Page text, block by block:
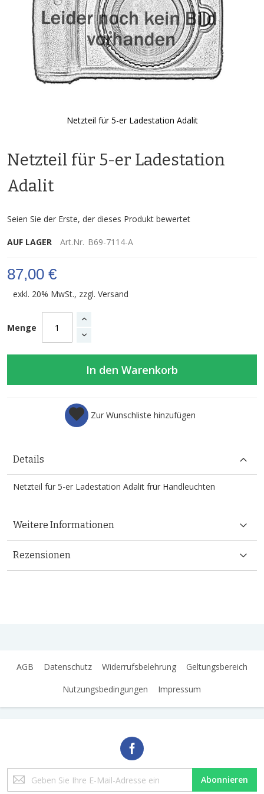
Netzteil für 5-er Ladestation Adalit
der
springen
Netzteil für 5-er Ladestation
Adalit
Seien Sie der Erste, der dieses Produkt bewertet
AUF LAGER Art.Nr. B69-7114-A
87,00 €
exkl. 20% MwSt., zzgl. Versand
Menge
In den Warenkorb
Zur Wunschliste hinzufügen
Details
Netzteil für 5-er Ladestation Adalit frür Handleuchten
Weitere Informationen
Rezensionen
AGB Datenschutz Widerrufsbelehrung
Geltungsbereich
Nutzungsbedingungen
Impressum
Melden
Sie
Abonnieren